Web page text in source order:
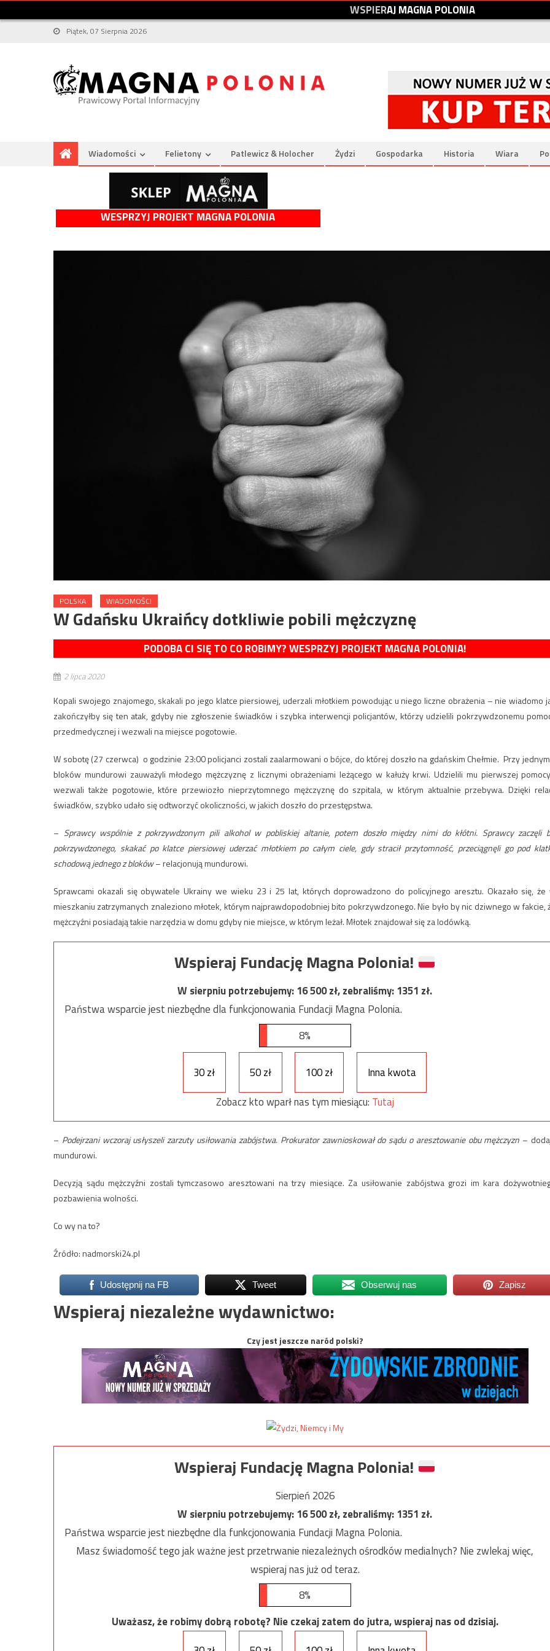
WSPIERAJMAGNAPOLONIA
Piątek, 07 Sierpnia 2026
Wiadomości Felietony Patlewicz & Holocher Żydzi Gospodarka Historia Wiara
WESPRZYJ PROJEKT MAGNA POLONIA
POLSKA WIADOMOŚCI
W Gdańsku Ukraińcy dotkliwie pobili mężczyznę
PODOBA CI SIĘ TO CO ROBIMY? WESPRZYJ PROJEKT MAGNA POLONIA!
2 lipca 2020
Kopali swojego znajomego, skakali po jego klatce piersiowej, uderzali młotkiem powodując u niego liczne obrażenia – nie wiadomo
zakończyłby się ten atak, gdyby nie zgłoszenie świadków i szybka interwencji policjantów, którzy udzielili pokrzywdzonemu
przedmedycznej i wezwali na miejsce pogotowie.
W sobotę (27 czerwca) o godzinie 23:00 policjanci zostali zaalarmowani o bójce, do której doszło na gdańskim Chełmie. Przy
bloków mundurowi zauważyli młodego mężczyznę z licznymi obrażeniami leżącego w kałuży krwi. Udzielili mu pierwszej
wezwali także pogotowie, które przewiozło nieprzytomnego mężczyznę do szpitala, w którym aktualnie przebywa. Dzięki
świadków, szybko udało się odtworzyć okoliczności, w jakich doszło do przestępstwa.
– Sprawcy wspólnie z pokrzywdzonym pili alkohol w pobliskiej altanie, potem doszło między nimi do kłótni. Sprawcy zaczęli
pokrzywdzonego, skakać po klatce piersiowej uderzać młotkiem po całym ciele, gdy stracił przytomność, przeciągnęli go pod
schodową jednego z bloków– relacjonują mundurowi.
Sprawcami okazali się obywatele Ukrainy we wieku 23 i 25 lat, których doprowadzono do policyjnego aresztu. Okazało się, że
mieszkaniu zatrzymanych znaleziono młotek, którym najprawdopodobniej bito pokrzywdzonego. Nie było by nic dziwnego w fakcie,
mężczyźni posiadają takie narzędzia w domu gdyby nie miejsce, w którym leżał. Młotek znajdował się za lodówką.
Wspieraj Fundację Magna Polonia!
W sierpniu potrzebujemy:16 500zł, zebraliśmy:1351 zł.
Państwa wsparcie jest niezbędne dla funkcjonowania Fundacji Magna Polonia.
8%
30 zł 50 zł 100 zł
Inna kwota
Zobacz kto wparł nas tym miesiącu: Tutaj
– Podejrzani wczoraj usłyszeli zarzuty usiłowania zabójstwa. Prokurator zawnioskował do sądu o aresztowanie obu mężczyzn –
mundurowi.
Decyzją sądu mężczyźni zostali tymczasowo aresztowani na trzy miesiące. Za usiłowanie zabójstwa grozi im kara
pozbawienia wolności.
Co wy na to?
Źródło: nadmorski24.pl
Udostępnij na FB Tweet Obserwuj nas Zapisz
Wspieraj niezależne wydawnictwo:
Czy jest jeszcze naród polski?
Wspieraj Fundację Magna Polonia!
Sierpień 2026
W sierpniu potrzebujemy:16 500zł, zebraliśmy:1351 zł.
Państwa wsparcie jest niezbędne dla funkcjonowania Fundacji Magna Polonia.
Masz świadomość tego jak ważne jest przetrwanie niezależnych ośrodków medialnych? Nie zwlekaj więc,
wspieraj nas już od teraz.
8%
Uważasz, że robimy dobrą robotę? Nie czekaj zatem do jutra, wspieraj nas od dzisiaj.